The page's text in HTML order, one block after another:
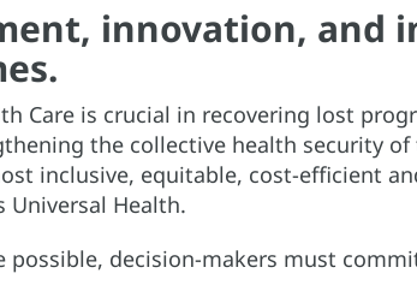
innovation, and
Care is crucial in recovering lost
the collective health security
inclusive, equitable, cost-efficient
Universal Health.
possible, decision-makers must